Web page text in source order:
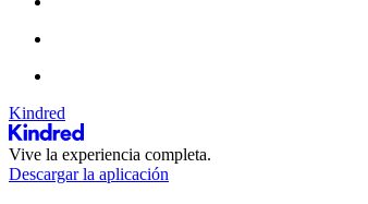
Kindred
Vive la experiencia completa.
Descargar la aplicación